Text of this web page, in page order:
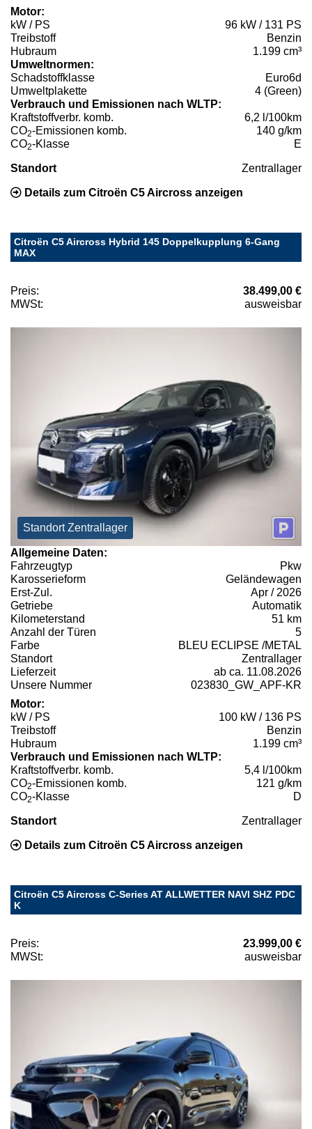
Motor:
kW / PS
96 kW / 131 PS
Treibstoff
Benzin
Hubraum
1.199 cm³
Umweltnormen:
Schadstoffklasse
Euro6d
Umweltplakette
4 (Green)
Verbrauch und Emissionen nach WLTP:
Kraftstoffverbr. komb.
6,2 l/100km
CO2-Emissionen komb.
140 g/km
CO2-Klasse E
Standort Zentrallager
Details zum Citroën C5 Aircross anzeigen
Citroën C5 Aircross Hybrid 145 Doppelkupplung 6-Gang
MAX
Preis:
38.499,00 €
MWSt:
ausweisbar
Standort Zentrallager
Allgemeine Daten:
Fahrzeugtyp
Pkw
Karosserieform
Geländewagen
Erst-Zul.
Apr / 2026
Getriebe
Automatik
Kilometerstand
51 km
Anzahl der Türen
5
Farbe
BLEU ECLIPSE /METAL
Standort
Zentrallager
Lieferzeit
ab ca. 11.08.2026
Unsere Nummer
023830_GW_APF-KR
Motor:
kW / PS
100 kW / 136 PS
Treibstoff
Benzin
Hubraum
1.199 cm³
Verbrauch und Emissionen nach WLTP:
Kraftstoffverbr. komb.
5,4 l/100km
CO2-Emissionen komb.
121 g/km
CO2-Klasse D
Standort Zentrallager
Details zum Citroën C5 Aircross anzeigen
Citroën C5 Aircross C-Series AT ALLWETTER NAVI SHZ PDC
K
Preis:
23.999,00 €
MWSt:
ausweisbar